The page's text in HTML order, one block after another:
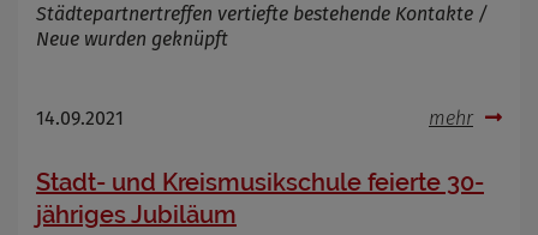
Städtepartnertreffen vertiefte bestehende Kontakte /
Neue wurden geknüpft
14.09.2021 mehr
Stadt- und Kreismusikschule feierte 30-
jähriges Jubiläum